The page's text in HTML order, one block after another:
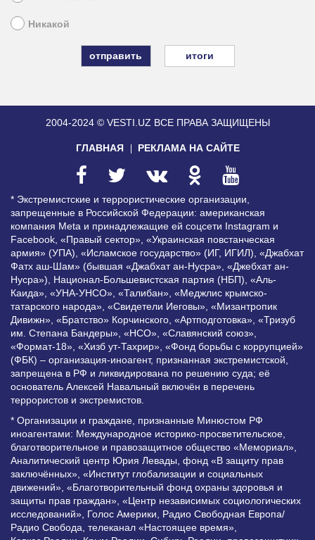
Никакой
итоги
2004-2024 © VESTI.UZ ВСЕ ПРАВА ЗАЩИЩЕНЫ
ГЛАВНАЯ РЕКЛАМА НА САЙТЕ
* Экстремистские и террористические организации,
запрещенные в Российской Федерации: американская
компания Meta и принадлежащие ей соцсети Instagram и
Facebook, «Правый сектор», «Украинская повстанческая
армия» (УПА), «Исламское государство» (ИГ, ИГИЛ), «Джабхат
Фатх аш-Шам» (бывшая «Джабхат ан-Нусра», «Джебхат ан-
Нусра»), Национал-Большевистская партия (НБП), «Аль-
Каида», «УНА-УНСО», «Талибан», «Меджлис крымско-
татарского народа», «Свидетели Иеговы», «Мизантропик
Дивижн», «Братство» Корчинского, «Артподготовка», «Тризуб
им. Степана Бандеры», «НСО», «Славянский союз»,
«Формат-18», «Хизб ут-Тахрир», «Фонд борьбы с коррупцией»
(ФБК) – организация-иноагент, признанная экстремистской,
запрещена в РФ и ликвидирована по решению суда; её
основатель Алексей Навальный включён в перечень
террористов и экстремистов.
* Организации и граждане, признанные Минюстом РФ
иноагентами: Международное историко-просветительское,
благотворительное и правозащитное общество «Мемориал»,
Аналитический центр Юрия Левады, фонд «В защиту прав
заключённых», «Институт глобализации и социальных
движений», «Благотворительный фонд охраны здоровья и
защиты прав граждан», «Центр независимых социологических
исследований», Голос Америки, Радио Свободная Европа/
Радио Свобода, телеканал «Настоящее время»,